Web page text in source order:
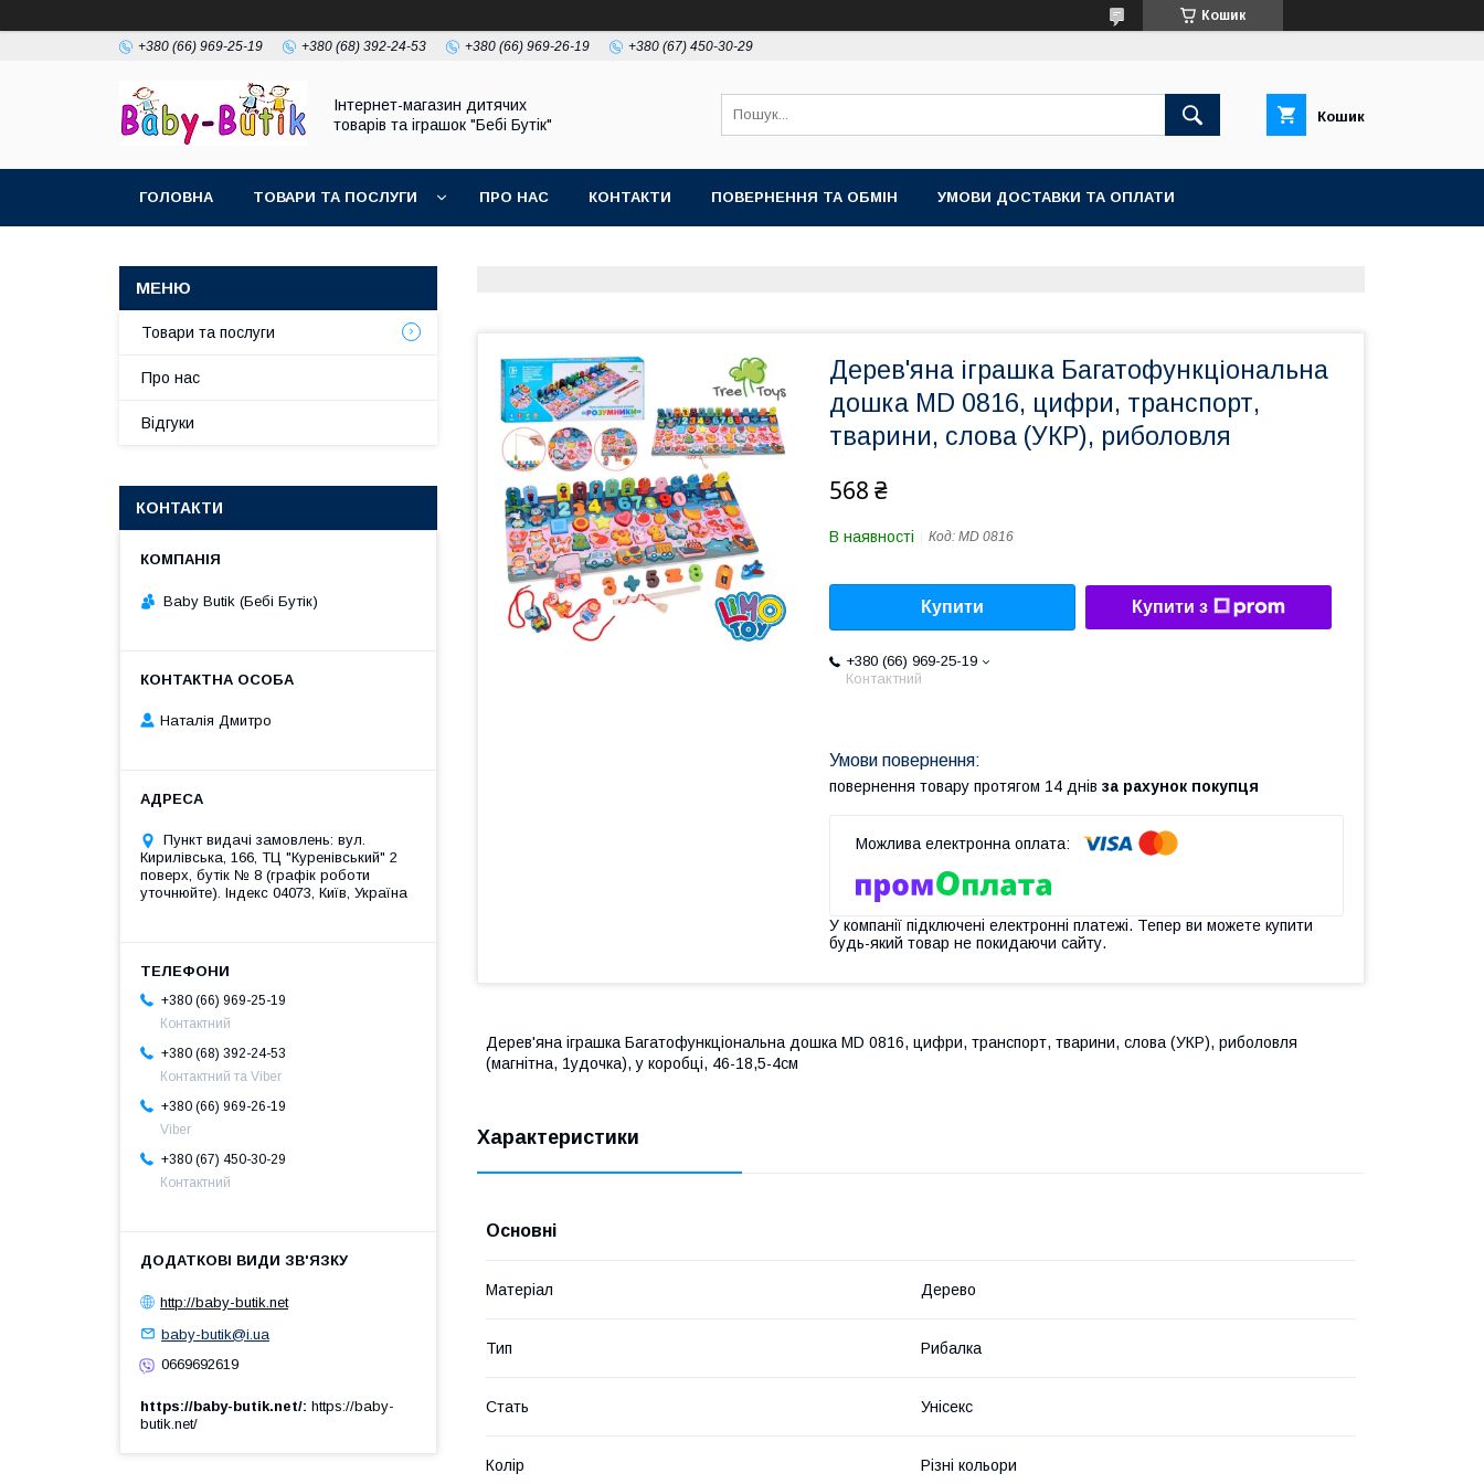
Кошик
+380 (66) 969-25-19 +380 (68) 392-24-53 +380 (66) 969-26-19 +380 (67) 450-30-29
Інтернет-магазин дитячих
товарів та іграшок "Бебі Бутік"
Кошик
ГОЛОВНА ТОВАРИ ТА ПОСЛУГИ ПРО НАС КОНТАКТИ ПОВЕРНЕННЯ ТА ОБМІН УМОВИ ДОСТАВКИ ТА ОПЛАТИ
Дерев'яна іграшка Багатофункціональна
дошка MD 0816, цифри, транспорт,
тварини, слова (УКР), риболовля
568 ₴
В наявності Код: MD 0816
Купити Купити з
+380 (66) 969-25-19
Контактний
повернення товару протягом 14 днів за рахунок покупця
У компанії підключені електронні платежі. Тепер ви можете купити
будь-який товар не покидаючи сайту.
Дерев'яна іграшка Багатофункціональна дошка MD 0816, цифри, транспорт, тварини, слова (УКР), риболовля
(магнітна, 1удочка), у коробці, 46-18,5-4см
Характеристики
Основні
Матеріал Дерево
Тип Рибалка
Стать Унісекс
Колір Різні кольори
Товари та послуги
Про нас
Відгуки
КОНТАКТИ
Baby Butik (Бебі Бутік)
Наталія Дмитро
Пункт видачі замовлень: вул.
Кирилівська, 166, ТЦ "Куренівський" 2
поверх, бутік № 8 (графік роботи
уточнюйте). Індекс 04073, Київ, Україна
+380 (66) 969-25-19
Контактний
+380 (68) 392-24-53
Контактний та Viber
+380 (66) 969-26-19
Viber
+380 (67) 450-30-29
Контактний
http://baby-butik.net
baby-butik@i.ua
0669692619
https://baby-butik.net/ https://baby-
butik.net/